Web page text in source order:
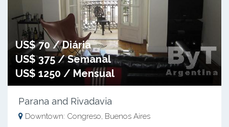
US$ 70 / Diária
US$ 375 / Semanal
US$ 1250 / Mensual
Parana and Rivadavia
Downtown: Congreso, Buenos Aires